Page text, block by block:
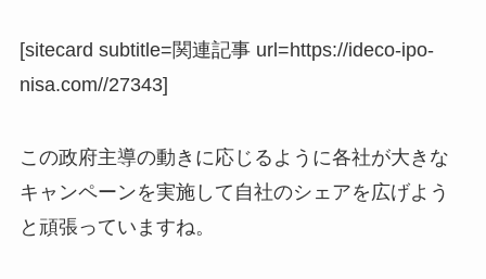
[sitecard subtitle=関連記事 url=https://ideco-ipo-
nisa.com//27343]
この政府主導の動きに応じるように各社が大きな
キャンペーンを実施して自社のシェアを広げよう
と頑張っていますね。